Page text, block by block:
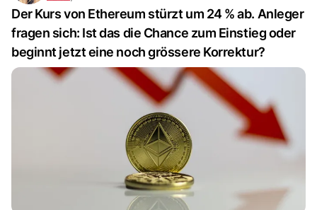
Der Kurs von Ethereum stürzt um 24 % ab. Anleger
fragen sich: Ist das die Chance zum Einstieg oder
beginnt jetzt eine noch grössere Korrektur?